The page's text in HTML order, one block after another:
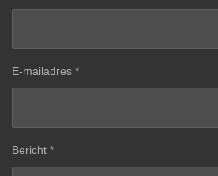
E-mailadres *
Bericht *